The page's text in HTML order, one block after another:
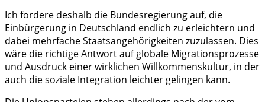
Ich fordere deshalb die Bundesregierung auf, die
Einbürgerung in Deutschland endlich zu erleichtern und
dabei mehrfache Staatsangehörigkeiten zuzulassen. Dies
wäre die richtige Antwort auf globale Migrationsprozesse
und Ausdruck einer wirklichen Willkommenskultur, in der
auch die soziale Integration leichter gelingen kann.